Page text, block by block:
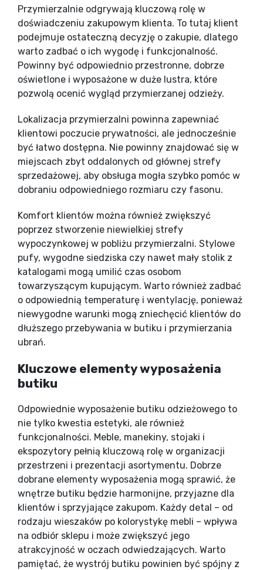
Przymierzalnie odgrywają kluczową rolę w
doświadczeniu zakupowym klienta. To tutaj klient
podejmuje ostateczną decyzję o zakupie, dlatego
warto zadbać o ich wygodę i funkcjonalność.
Powinny być odpowiednio przestronne, dobrze
oświetlone i wyposażone w duże lustra, które
pozwolą ocenić wygląd przymierzanej odzieży.
Lokalizacja przymierzalni powinna zapewniać
klientowi poczucie prywatności, ale jednocześnie
być łatwo dostępna. Nie powinny znajdować się w
miejscach zbyt oddalonych od głównej strefy
sprzedażowej, aby obsługa mogła szybko pomóc w
dobraniu odpowiedniego rozmiaru czy fasonu.
Komfort klientów można również zwiększyć
poprzez stworzenie niewielkiej strefy
wypoczynkowej w pobliżu przymierzalni. Stylowe
pufy, wygodne siedziska czy nawet mały stolik z
katalogami mogą umilić czas osobom
towarzyszącym kupującym. Warto również zadbać
o odpowiednią temperaturę i wentylację, ponieważ
niewygodne warunki mogą zniechęcić klientów do
dłuższego przebywania w butiku i przymierzania
ubrań.
Kluczowe elementy wyposażenia
butiku
Odpowiednie wyposażenie butiku odzieżowego to
nie tylko kwestia estetyki, ale również
funkcjonalności. Meble, manekiny, stojaki i
ekspozytory pełnią kluczową rolę w organizacji
przestrzeni i prezentacji asortymentu. Dobrze
dobrane elementy wyposażenia mogą sprawić, że
wnętrze butiku będzie harmonijne, przyjazne dla
klientów i sprzyjające zakupom. Każdy detal – od
rodzaju wieszaków po kolorystykę mebli – wpływa
na odbiór sklepu i może zwiększyć jego
atrakcyjność w oczach odwiedzających. Warto
pamiętać, że wystrój butiku powinien być spójny z